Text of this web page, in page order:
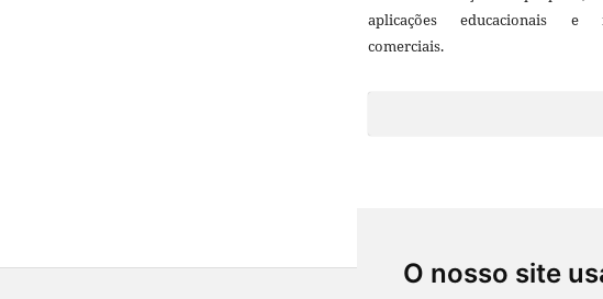
O nosso site
aplicações educacionais e
comerciais.